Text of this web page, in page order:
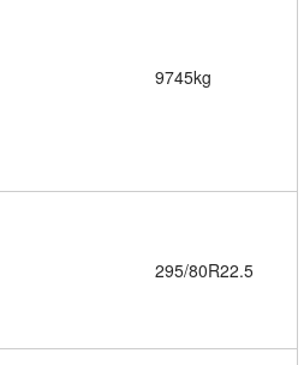
				9745kg
				295/80R22.5